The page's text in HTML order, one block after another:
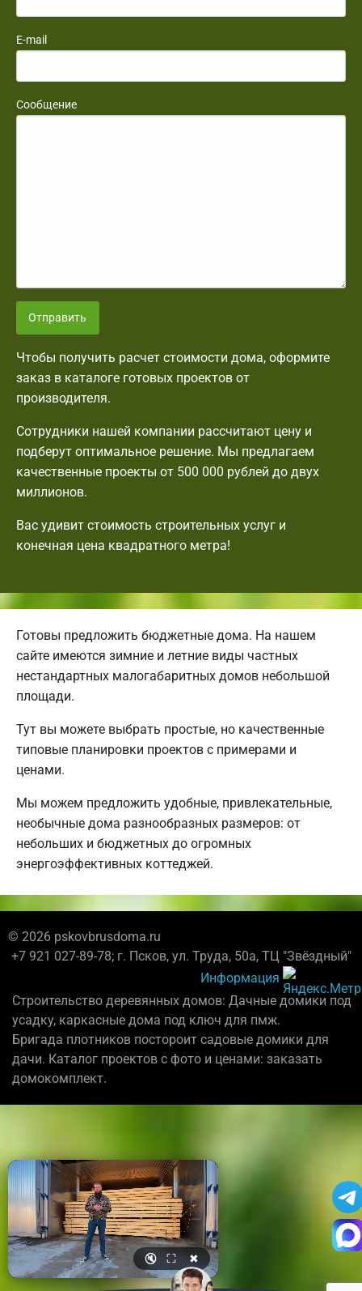
E-mail
Сообщение
Отправить
Чтобы получить расчет стоимости дома, оформите
заказ в каталоге готовых проектов от
производителя.
Сотрудники нашей компании рассчитают цену и
подберут оптимальное решение. Мы предлагаем
качественные проекты от 500 000 рублей до двух
миллионов.
Вас удивит стоимость строительных услуг и
конечная цена квадратного метра!
Готовы предложить бюджетные дома. На нашем
сайте имеются зимние и летние виды частных
нестандартных малогабаритных домов небольшой
площади.
Тут вы можете выбрать простые, но качественные
типовые планировки проектов с примерами и
ценами.
Мы можем предложить удобные, привлекательные,
необычные дома разнообразных размеров: от
небольших и бюджетных до огромных
энергоэффективных коттеджей.
© 2026 pskovbrusdoma.ru
+7 921 027-89-78; г. Псков, ул. Труда, 50а, ТЦ "Звёздный"
Информация
Строительство деревянных домов: Дачные домики под
усадку, каркасные дома под ключ для пмж.
Бригада плотников постороит садовые домики для
дачи. Каталог проектов с фото и ценами: заказать
домокомплект.
🔇 ⛶ ✖